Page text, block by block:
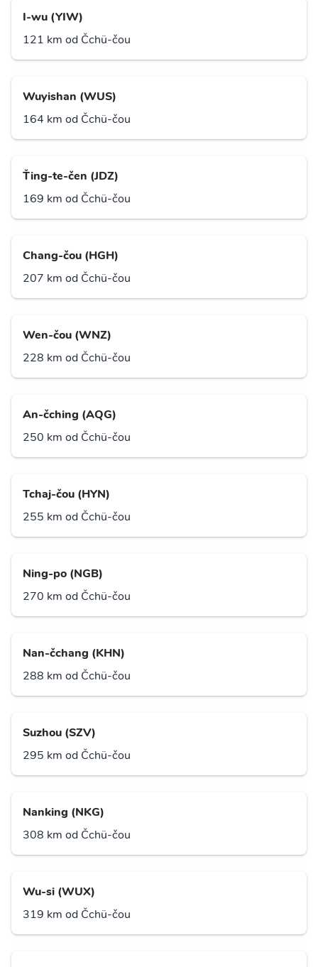
I-wu (YIW)
121 km od Čchü-čou
Wuyishan (WUS)
164 km od Čchü-čou
Ťing-te-čen (JDZ)
169 km od Čchü-čou
Chang-čou (HGH)
207 km od Čchü-čou
Wen-čou (WNZ)
228 km od Čchü-čou
An-čching (AQG)
250 km od Čchü-čou
Tchaj-čou (HYN)
255 km od Čchü-čou
Ning-po (NGB)
270 km od Čchü-čou
Nan-čchang (KHN)
288 km od Čchü-čou
Suzhou (SZV)
295 km od Čchü-čou
Nanking (NKG)
308 km od Čchü-čou
Wu-si (WUX)
319 km od Čchü-čou